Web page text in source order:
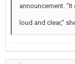
announcement.
loud and clear,”